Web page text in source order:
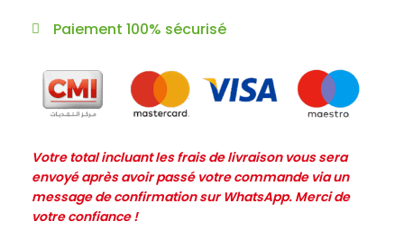
Paiement 100% sécurisé
Votre total incluant les frais de livraison vous sera
envoyé après avoir passé votre commande via un
message de confirmation sur WhatsApp. Merci de
votre confiance !